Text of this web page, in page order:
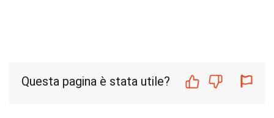
Questa pagina è stata utile?